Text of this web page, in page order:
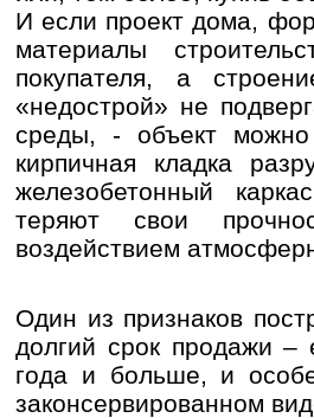
И если проект дома,
материалы
покупателя, а
«недострой» не
среды, - объект можно
кирпичная кладка
железобетонный
теряют свои
воздействием
Один из признаков
долгий срок продажи
года и больше, и
законсервированном